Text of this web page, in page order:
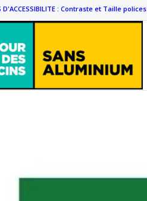
élevé
la police
D'ACCESSIBILITE : Contraste et Taille polices